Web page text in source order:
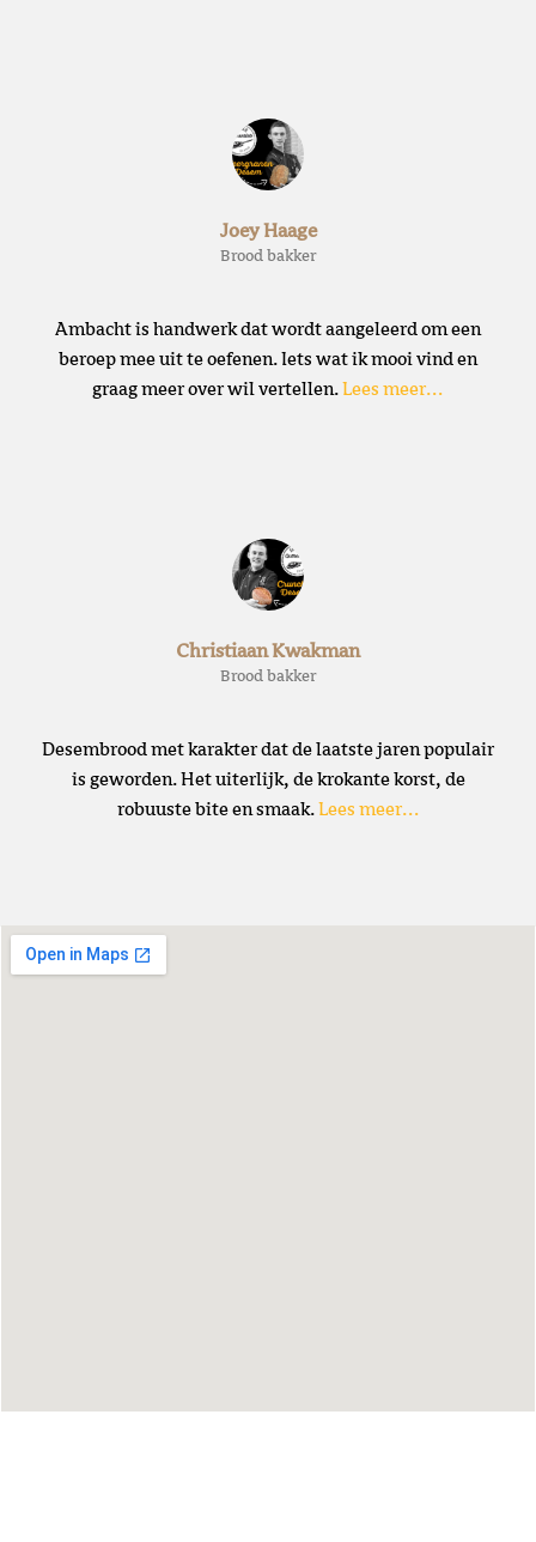
Joey Haage
Brood bakker
Ambacht is handwerk dat wordt aangeleerd om een
beroep mee uit te oefenen. Iets wat ik mooi vind en
graag meer over wil vertellen.Lees meer…
Christiaan Kwakman
Brood bakker
Desembrood met karakter dat de laatste jaren populair
is geworden. Het uiterlijk, de krokante korst, de
robuuste bite en smaak.Lees meer…